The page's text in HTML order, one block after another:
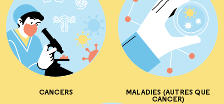
CANCERS MALADIES (AUTRES QUE
CANCER)